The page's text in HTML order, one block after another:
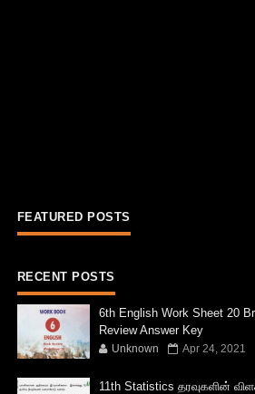
FEATURED POSTS
RECENT POSTS
6th English Work Sheet 20
Review Answer Key
Unknown Apr 24, 2021
11th Statistics தரவுகளின்